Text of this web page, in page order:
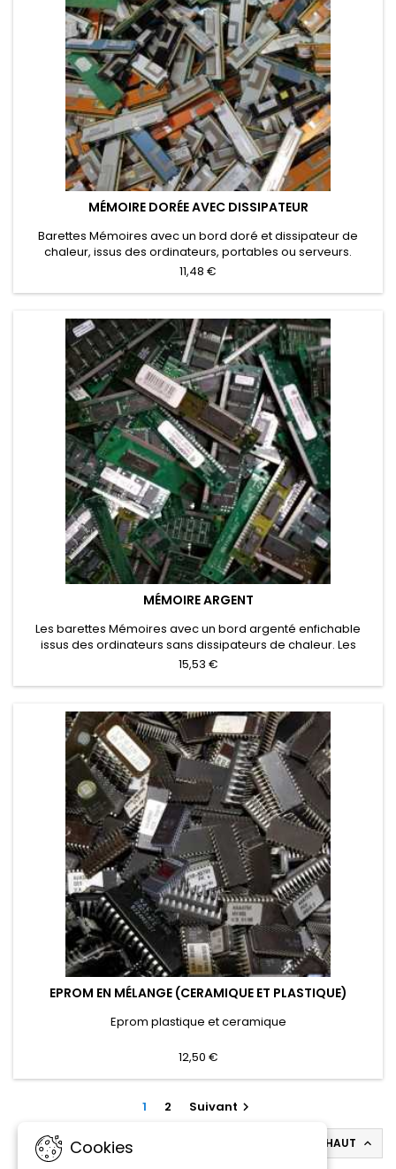
MÉMOIRE DORÉE AVEC DISSIPATEUR
Barettes Mémoires avec un bord doré et dissipateur de
chaleur, issus des ordinateurs, portables ou serveurs.
11,48 €
MÉMOIRE ARGENT
Les barettes Mémoires avec un bord argenté enfichable
issus des ordinateurs sans dissipateurs de chaleur. Les
Mémoires avec une plaque de refroidissement qui n'ont pas
15,53 €
EPROM EN MÉLANGE (CERAMIQUE ET PLASTIQUE)
Eprom plastique et ceramique
12,50 €
1 2 Suivant 
RETOUR EN HAUT 
Cookies